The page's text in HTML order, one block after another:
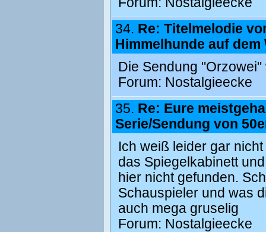
34. Re: Titelmelodie
Himmelhunde auf dem
Die Sendung
Forum: Nostalgieecke
35. Re: Eure
Serie/Sendung von
Ich weiß leider gar
das Spiegelkabinett
hier nicht gefunden.
Schauspieler und was
auch mega gruselig
Forum: Nostalgieecke